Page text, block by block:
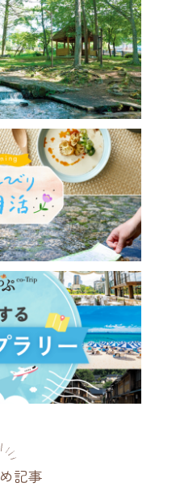
その他施設 ごはん
記事